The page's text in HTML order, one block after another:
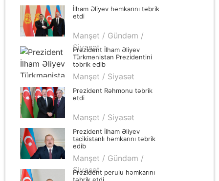
İlham Əliyev həmkarını təbrik
etdi
Manşet / Gündəm /
Siyasət
Prezident İlham Əliyev
Türkmənistan Prezidentini
təbrik edib
Manşet / Siyasət
Prezident Rəhmonu təbrik
etdi
Manşet / Siyasət
Prezident İlham Əliyev
tacikistanlı həmkarını təbrik
edib
Manşet / Gündəm /
Siyasət
Prezident perulu həmkarını